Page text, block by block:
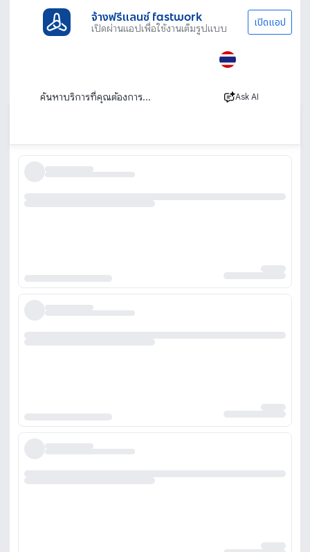
จ้างฟรีแลนซ์ fastwork
เปิดผ่านแอปเพื่อใช้งานเต็มรูปแบบ เปิดแอป
Ask AI
ช่างแต่งหน้า ร้านแต่งหน้า รับแต่งหน้าออกงาน
นอกสถานที่